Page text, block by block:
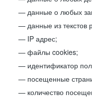
данные о любых
данные из текстов
IP адрес;
файлы cookies;
идентификатор
посещенные
количество